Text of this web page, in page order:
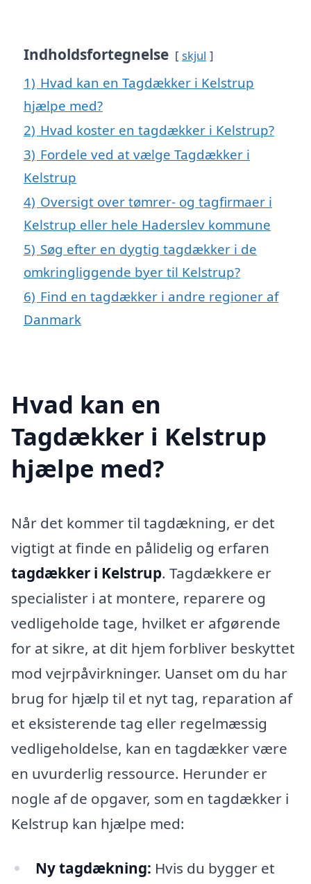
Indholdsfortegnelse skjul
1) Hvad kan en Tagdækker i Kelstrup
hjælpe med?
2) Hvad koster en tagdækker i Kelstrup?
3) Fordele ved at vælge Tagdækker i
Kelstrup
4) Oversigt over tømrer- og tagfirmaer i
Kelstrup eller hele Haderslev kommune
5) Søg efter en dygtig tagdækker i de
omkringliggende byer til Kelstrup?
6) Find en tagdækker i andre regioner af
Danmark
Hvad kan en
Tagdækker i Kelstrup
hjælpe med?
Når det kommer til tagdækning, er det
vigtigt at finde en pålidelig og erfaren
tagdækker i Kelstrup. Tagdækkere er
specialister i at montere, reparere og
vedligeholde tage, hvilket er afgørende
for at sikre, at dit hjem forbliver beskyttet
mod vejrpåvirkninger. Uanset om du har
brug for hjælp til et nyt tag, reparation af
et eksisterende tag eller regelmæssig
vedligeholdelse, kan en tagdækker være
en uvurderlig ressource. Herunder er
nogle af de opgaver, som en tagdækker i
Kelstrup kan hjælpe med:
Ny tagdækning: Hvis du bygger et